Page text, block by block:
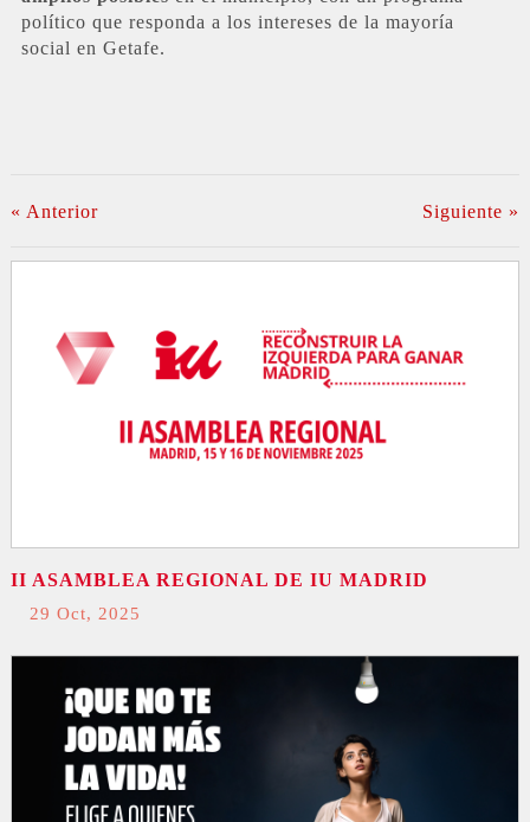
político que responda a los intereses de la mayoría
social en Getafe.
« Anterior Siguiente »
II ASAMBLEA REGIONAL DE IU MADRID
29 Oct, 2025